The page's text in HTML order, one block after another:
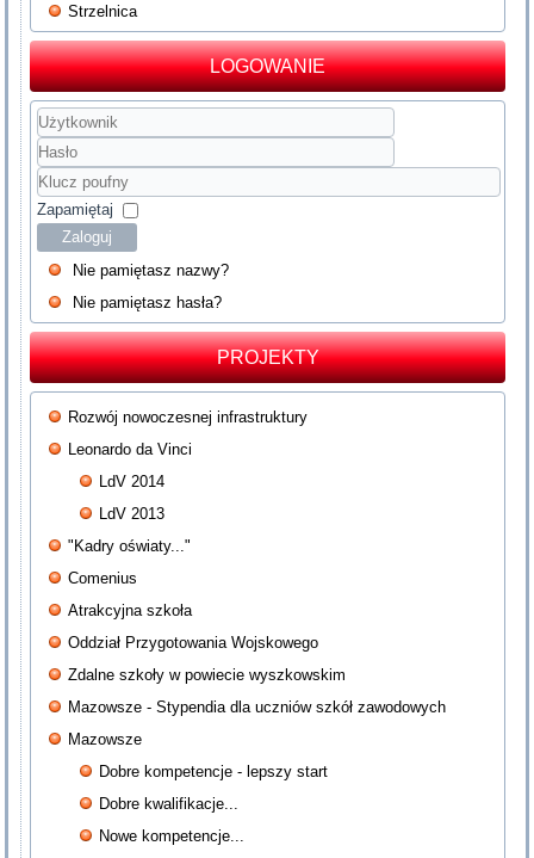
Strzelnica
LOGOWANIE
Użytkownik
Hasło
Klucz
poufny
Zapamiętaj
Zaloguj
Nie pamiętasz nazwy?
Nie pamiętasz hasła?
PROJEKTY
Rozwój nowoczesnej infrastruktury
Leonardo da Vinci
LdV 2014
LdV 2013
"Kadry oświaty..."
Comenius
Atrakcyjna szkoła
Oddział Przygotowania Wojskowego
Zdalne szkoły w powiecie wyszkowskim
Mazowsze - Stypendia dla uczniów szkół zawodowych
Mazowsze
Dobre kompetencje - lepszy start
Dobre kwalifikacje...
Nowe kompetencje...